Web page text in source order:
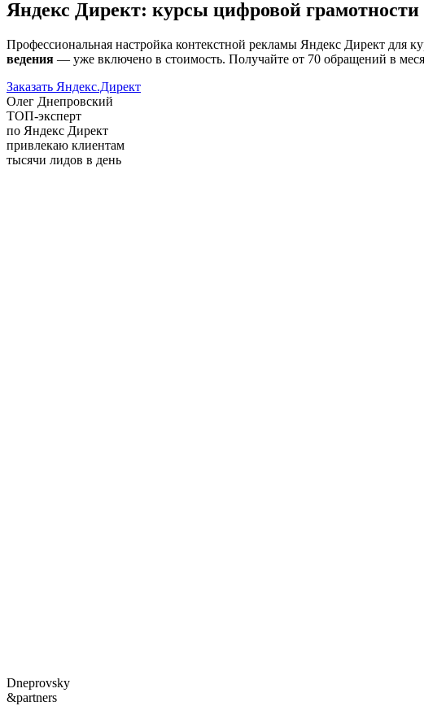
Яндекс Директ: курсы цифровой грамотности
Профессиональная настройка контекстной рекламы Яндекс Директ
ведения — уже включено в стоимость. Получайте от 70 обращений в
Заказать Яндекс.Директ
Олег Днепровский
ТОП-эксперт
по Яндекс Директ
привлекаю клиентам
тысячи лидов в день
Dneprovsky
&partners